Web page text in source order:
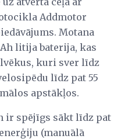
Addmotor
Motana
litija baterija, kas
kuri sver līdz
līdz pat 55
apstākļos.
ir spējīgs sākt līdz pat
(manuālā